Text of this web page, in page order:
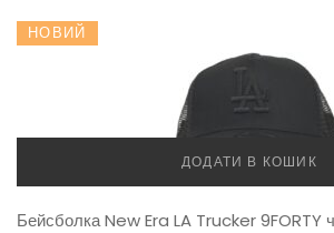
НОВИЙ
ДОДАТИ В КОШИК
Бейсболка New Era LA Trucker 9FORTY